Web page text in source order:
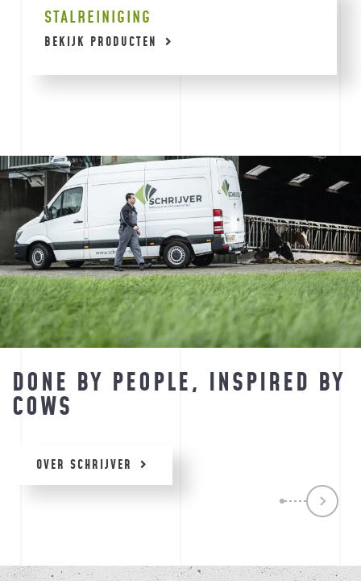
STALREINIGING
BEKIJK PRODUCTEN
DONE BY PEOPLE, INSPIRED BY
COWS
OVER SCHRIJVER